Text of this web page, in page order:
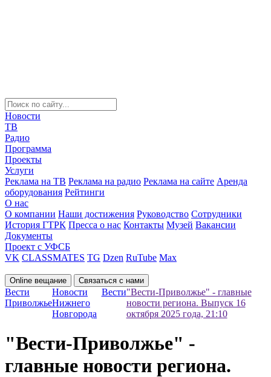
Новости
ТВ
Радио
Программа
Проекты
Услуги
Реклама на ТВ Реклама на радио Реклама на сайте Аренда
оборудования Рейтинги
О нас
О компании Наши достижения Руководство Сотрудники
История ГТРК Пресса о нас Контакты Музей Вакансии
Документы
Проект с УФСБ
VK CLASSMATES TG Dzen RuTube Max
Online вещание Связаться с нами
Вести
Приволжье
Новости
Нижнего
Новгорода
Вести"Вести-Приволжье" - главные
новости региона. Выпуск 16
октября 2025 года, 21:10
"Вести-Приволжье" -
главные новости региона.